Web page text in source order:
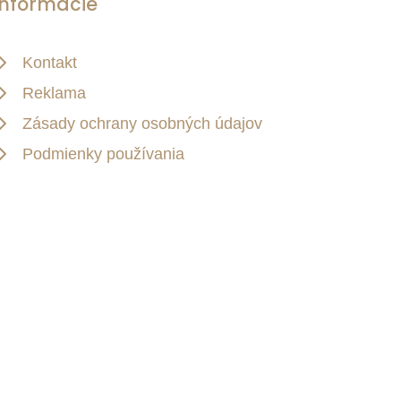
Kontakt
Reklama
Zásady ochrany osobných údajov
Podmienky používania